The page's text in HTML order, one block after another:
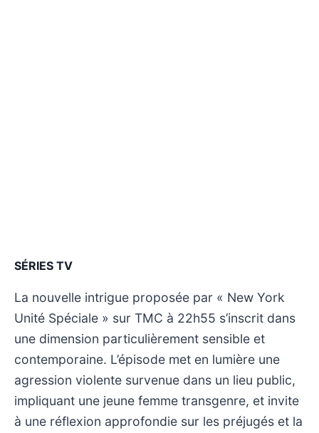
SÉRIES TV
La nouvelle intrigue proposée par « New York
Unité Spéciale » sur TMC à 22h55 s’inscrit dans
une dimension particulièrement sensible et
contemporaine. L’épisode met en lumière une
agression violente survenue dans un lieu public,
impliquant une jeune femme transgenre, et invite
à une réflexion approfondie sur les préjugés et la